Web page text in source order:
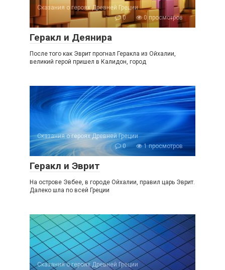
Сказания о героях Древней Греции
0
0 просмотров
Геракл и Деянира
После того как Эврит прогнал Геракла из Ойхалии,
великий герой пришел в Калидон, город
Сказания о героях Древней Греции
0
1 просмотров
Геракл и Эврит
На острове Эвбее, в городе Ойхалии, правил царь Эврит.
Далеко шла по всей Греции
Сказания о героях Древней Греции